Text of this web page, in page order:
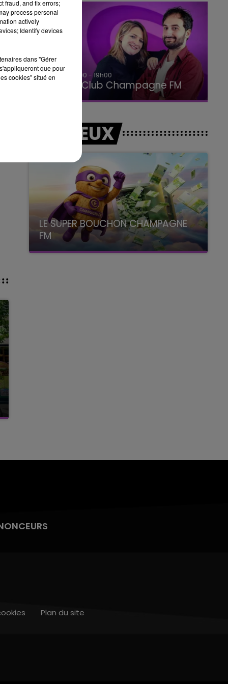
15h00 - 19h00
Le Club Champagne FM
LES JEUX
LE SUPER BOUCHON CHAMPAGNE
FM
avec La Famille Champagne FM, à 8H10
Plan du site
fraud, and fix errors;
process personal
actively
Identify devices
dans "Gérer
que pour
cookies" situé en